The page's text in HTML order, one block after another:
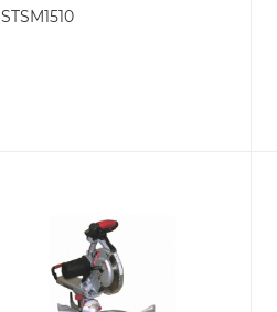
STSM1510